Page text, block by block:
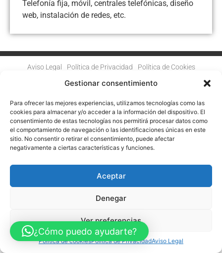
Gestionar consentimiento
Para ofrecer las mejores experiencias, utilizamos tecnologías como las
cookies para almacenar y/o acceder a la información del dispositivo. El
consentimiento de estas tecnologías nos permitirá procesar datos como
el comportamiento de navegación o las identificaciones únicas en este
sitio. No consentir o retirar el consentimiento, puede afectar
negativamente a ciertas características y funciones.
Aceptar
Denegar
Ver preferencias
Política de cookiesPolítica de PrivacidadAviso Legal
Telefonía fija, móvil, centrales telefónicas, diseño
web, instalación de redes, etc.
Aviso Legal Política de Privacidad
Política de Cookies
Accesibilidad Mapa web
MECANISMO DE RECUPERACIÓN Y RESILENCIA
© Guia Telefónica de Empresas – Todos los derechos reservados.
¿Cómo puedo ayudarte?